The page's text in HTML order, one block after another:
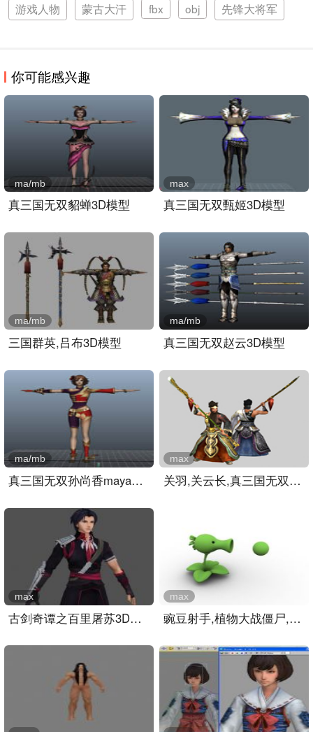
游戏人物
蒙古大汗 fbx obj 先锋大将军
你可能感兴趣
真三国无双貂蝉3D模型
ma/mb
真三国无双甄姬3D模型
max
三国群英,吕布3D模型
ma/mb
真三国无双赵云3D模型
ma/mb
真三国无双孙尚香maya模型..
ma/mb
关羽,关云长,真三国无双游..
max
古剑奇谭之百里屠苏3D模型..
max
豌豆射手,植物大战僵尸,游..
max